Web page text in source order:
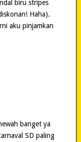
biru stripes
Haha).
aku pinjamkan
banget ya
SD paling